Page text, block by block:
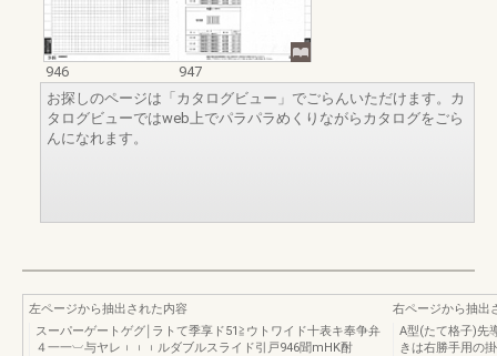
946
947
お探しのページは「カタログビュー」でごらんいただけます。カ
タログビューではweb上でパラパラめくりながらカタログをごら
んになれます。
左ページから抽出された内容
スーパーゲートゲグ￨ラトて季享ド51≧ウトワイド十表キ奉争弁
４一一︺与ヤレ︲︲︲ルダブルスライド引戸946聞mHK酎
右ページから抽出
A型(たて格子)先
きは右勝手用の